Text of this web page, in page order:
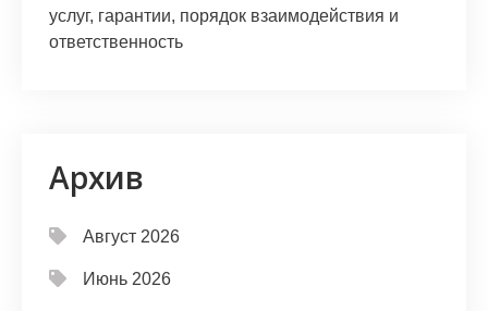
услуг, гарантии, порядок взаимодействия и
ответственность
Архив
Август 2026
Июнь 2026